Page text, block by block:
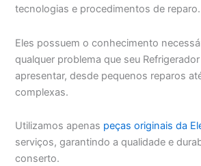
tecnologias e procedimentos de reparo.
Eles possuem o conhecimento
qualquer problema que seu
apresentar, desde pequenos reparos
complexas.
Utilizamos apenas peças originais da
serviços, garantindo a qualidade e
conserto.